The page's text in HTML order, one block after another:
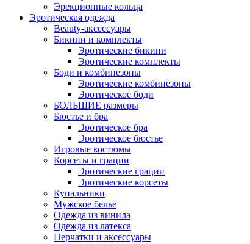
Эрекционные кольца
Эротическая одежда
Beauty-аксессуары
Бикини и комплекты
Эротические бикини
Эротические комплекты
Боди и комбинезоны
Эротические комбинезоны
Эротическое боди
БОЛЬШИЕ размеры
Бюстье и бра
Эротическое бра
Эротическое бюстье
Игровые костюмы
Корсеты и грации
Эротические грации
Эротические корсеты
Купальники
Мужское белье
Одежда из винила
Одежда из латекса
Перчатки и аксессуары